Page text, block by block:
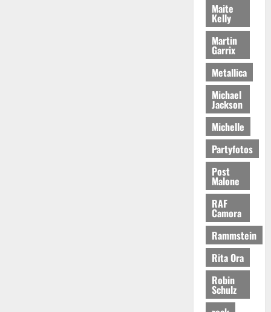
Maite
Kelly
Martin
Garrix
Metallica
Michael
Jackson
Michelle
Partyfotos
Post
Malone
RAF
Camora
Rammstein
Rita Ora
Robin
Schulz